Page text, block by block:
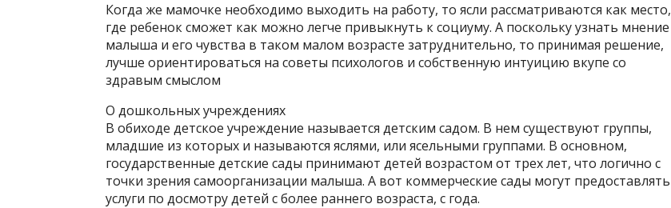
Когда же мамочке необходимо выходить на работу, то ясли рассматриваются как место,
где ребенок сможет как можно легче привыкнуть к социуму. А поскольку узнать мнение
малыша и его чувства в таком малом возрасте затруднительно, то принимая решение,
лучше ориентироваться на советы психологов и собственную интуицию вкупе со
здравым смыслом
О дошкольных учреждениях
В обиходе детское учреждение называется детским садом. В нем существуют группы,
младшие из которых и называются яслями, или ясельными группами. В основном,
государственные детские сады принимают детей возрастом от трех лет, что логично с
точки зрения самоорганизации малыша. А вот коммерческие сады могут предоставлять
услуги по досмотру детей с более раннего возраста, с года.